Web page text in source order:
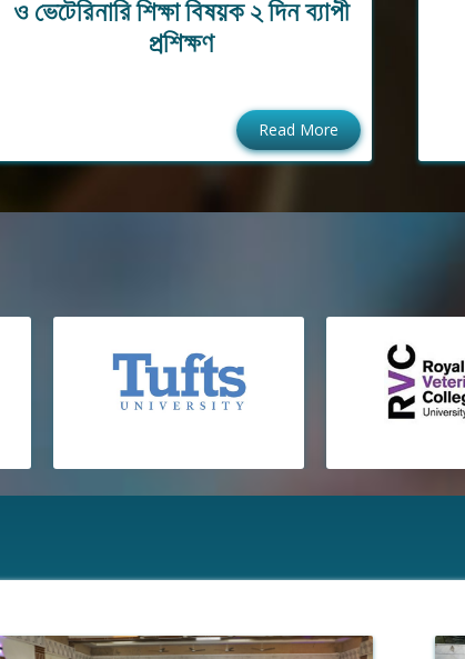
ও ভেটেরিনারি শিক্ষা বিষয়ক ২ দিন ব্যাপী
প্রশিক্ষণ
Read More